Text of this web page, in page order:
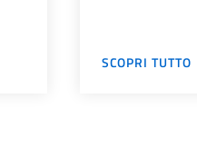
SCOPRI TUTTO